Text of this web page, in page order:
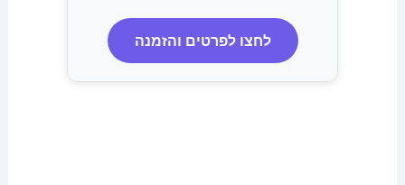
לחצו לפרטים והזמנה